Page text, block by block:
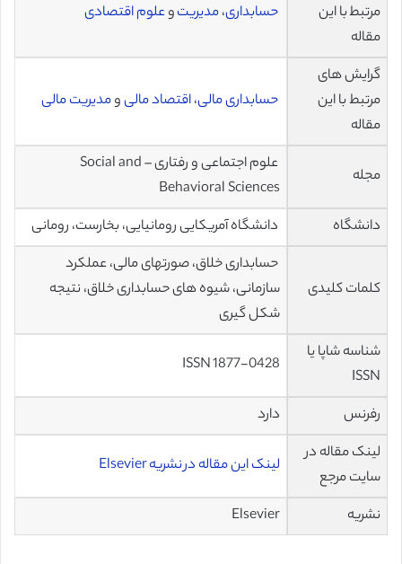
مرتبط با این
مقاله
حسابداری،مدیریتوعلوم اقتصادی
گرایش های
مرتبط با این
مقاله
حسابداری مالی،اقتصاد مالیومدیریت مالی
مجله
علوم اجتماعی و رفتاری – Social and
Behavioral Sciences
دانشگاه
دانشگاه آمریکایی رومانیایی، بخارست، رومانی
کلمات کلیدی
حسابداری خلاق، صورتهای مالی، عملکرد
سازمانی، شیوه های حسابداری خلاق، نتیجه
شکل گیری
شناسه شاپا یا
ISSN
ISSN 1877-0428
رفرنس
دارد
لینک مقاله در
سایت مرجع
لینک این مقاله در نشریه Elsevier
نشریه Elsevier